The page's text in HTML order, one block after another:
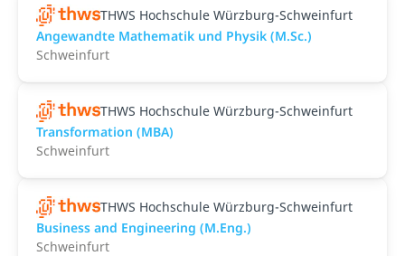
THWS Hochschule Würzburg-Schweinfurt
Angewandte Mathematik und Physik (M.Sc.)
Schweinfurt
THWS Hochschule Würzburg-Schweinfurt
Transformation (MBA)
Schweinfurt
THWS Hochschule Würzburg-Schweinfurt
Business and Engineering (M.Eng.)
Schweinfurt